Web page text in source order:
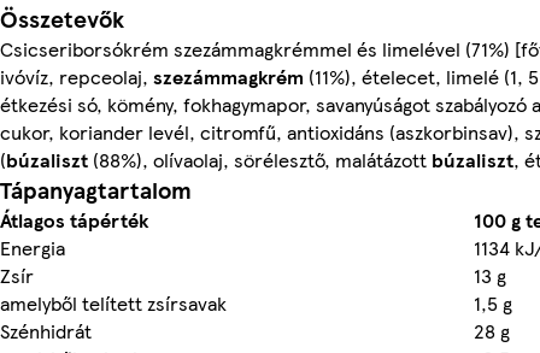
Összetevők
Csicseriborsókrém szezámmagkrémmel és limelével (71%)
ivóvíz, repceolaj, szezámmagkrém (11%), ételecet, limelé (1,
étkezési só, kömény, fokhagymapor, savanyúságot
cukor, koriander levél, citromfű, antioxidáns (aszkorbinsav),
(búzaliszt (88%), olívaolaj, sörélesztő, malátázott búzaliszt,
Tápanyagtartalom
Átlagos tápérték
100 g
Energia
1134
Zsír
13 g
amelyből telített zsírsavak
1,5 g
Szénhidrát
28 g